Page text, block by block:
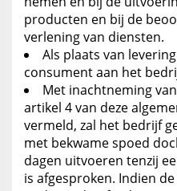
producten en bij de
verlening van diensten.
Als plaats van
consument aan het
Met inachtneming
artikel 4 van deze
vermeld, zal het bedrijf
met bekwame spoed
dagen uitvoeren tenzij
is afgesproken. Indien